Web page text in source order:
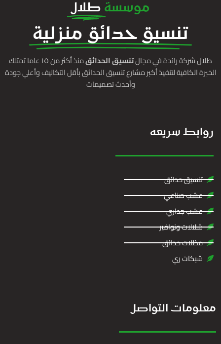
موسسة طلال
تنسيق حدائق منزلية
طلال شركة رائدة في مجالتنسيق الحدائق
منذ أكثر من ١٥ عاما تمتلك
الخبرة الكافية لتنفيذ أكبر مشارع تنسيق الحدائق بأقل التكاليف وأعلي جودة
وأحدث تصميمات
روابط سريعه
تنسيق حدائق
عشب صناعي
عشب جداري
شلالات ونوافير
مظلات حدائق
شبكات ري
معلومات التواصل